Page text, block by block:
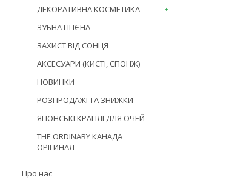
ДЕКОРАТИВНА КОСМЕТИКА
ЗУБНА ГІГІЄНА
ЗАХИСТ ВІД СОНЦЯ
АКСЕСУАРИ (КИСТІ, СПОНЖ)
НОВИНКИ
РОЗПРОДАЖІ ТА ЗНИЖКИ
ЯПОНСЬКІ КРАПЛІ ДЛЯ ОЧЕЙ
THE ORDINARY КАНАДА
ОРІГИНАЛ
Про нас